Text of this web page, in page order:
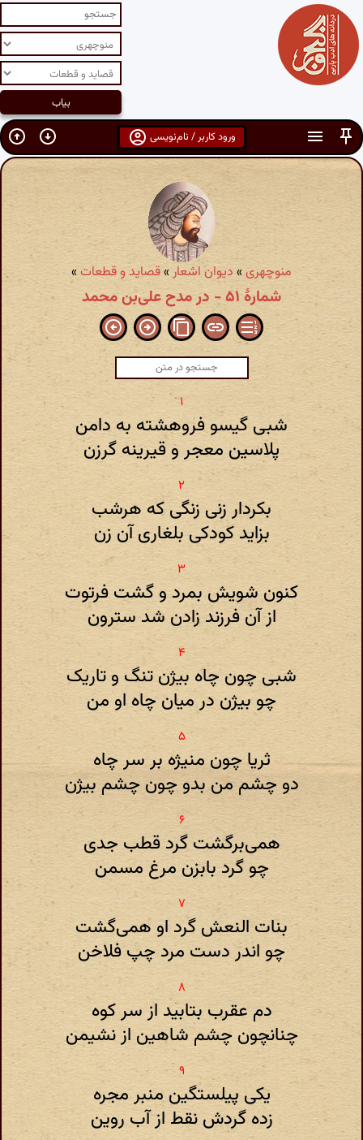
ورود کاربر / نام‌نویسی
منوچهری » دیوان اشعار»قصاید و قطعات»
شمارهٔ ۵۱ - در مدح علی‌بن محمد
شبی گیسو فروهشته به دامن
پلاسین معجر و قیرینه گرزن
بکردار زنی زنگی که هرشب
بزاید کودکی بلغاری آن زن
کنون شویش بمرد و گشت فرتوت
از آن فرزند زادن شد سترون
شبی چون چاه بیژن تنگ و تاریک
چو بیژن در میان چاه او من
ثریا چون منیژه بر سر چاه
دو چشم من بدو چون چشم بیژن
همی‌برگشت گرد قطب جدی
چو گرد بابزن مرغ مسمن
بنات النعش گرد او همی‌گشت
چو اندر دست مرد چپ فلاخن
دم عقرب بتابید از سر کوه
چنانچون چشم شاهین از نشیمن
یکی پیلستگین منبر مجره
زده گردش نقط از آب روین